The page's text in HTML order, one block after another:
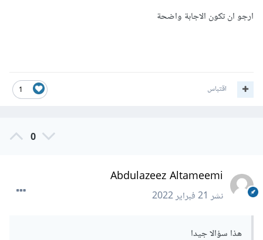
ارجو ان تكون الاجابة واضحة
1 اقتباس
0
Abdulazeez Altameemi
نشر21 فبراير 2022
هذا سؤالا جيدا